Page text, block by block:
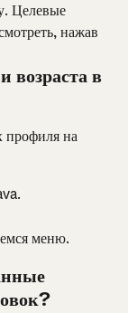
Целевые
нажав
возраста в
профиля на
меню.